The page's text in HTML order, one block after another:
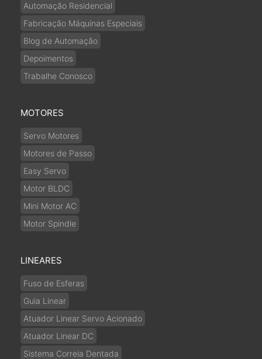
Automação Residencial
Fabricação Máquinas Especiais
Blog de Automação
Depoimentos
Trabalhe Conosco
MOTORES
Servo Motores
Motores de Passo
Easy Servo
Motor BLDC
Mini Motor AC
Motor Spindle
LINEARES
Fuso de Esferas
Guia Linear
Atuador Linear Servo Acionado
Atuador Linear DC
Sistema Correia Dentada